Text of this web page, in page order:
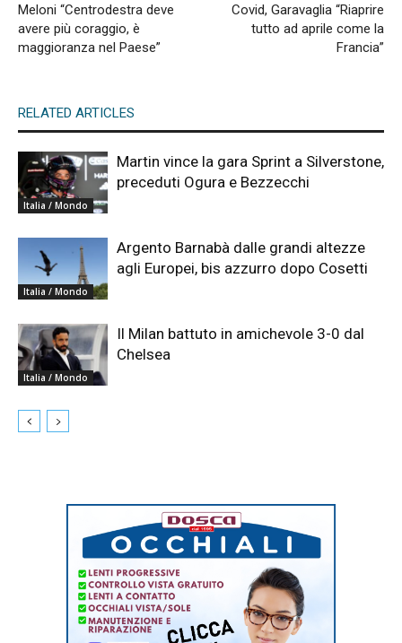
Meloni “Centrodestra deve
avere più coraggio, è
maggioranza nel Paese”
Covid, Garavaglia “Riaprire
tutto ad aprile come la
Francia”
RELATED ARTICLES
Italia / Mondo
Martin vince la gara Sprint a Silverstone,
preceduti Ogura e Bezzecchi
Italia / Mondo
Argento Barnabà dalle grandi altezze
agli Europei, bis azzurro dopo Cosetti
Italia / Mondo
Il Milan battuto in amichevole 3-0 dal
Chelsea